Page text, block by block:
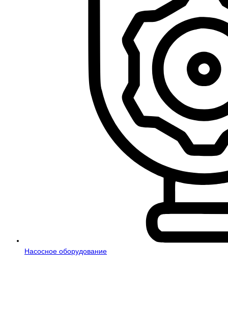
Насосное оборудование